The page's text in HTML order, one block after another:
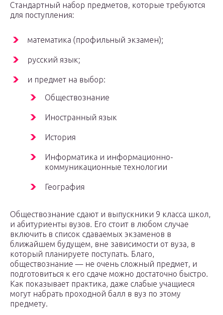
Стандартный набор предметов, которые требуются
для поступления:
математика (профильный экзамен);
русский язык;
и предмет на выбор:
Обществознание
Иностранный язык
История
Информатика и информационно-
коммуникационные технологии
География
Обществознание сдают и выпускники 9 класса школ,
и абитуриенты вузов. Его стоит в любом случае
включить в список сдаваемых экзаменов в
ближайшем будущем, вне зависимости от вуза, в
который планируете поступать. Благо,
обществознание — не очень сложный предмет, и
подготовиться к его сдаче можно достаточно быстро.
Как показывает практика, даже слабые учащиеся
могут набрать проходной балл в вуз по этому
предмету.